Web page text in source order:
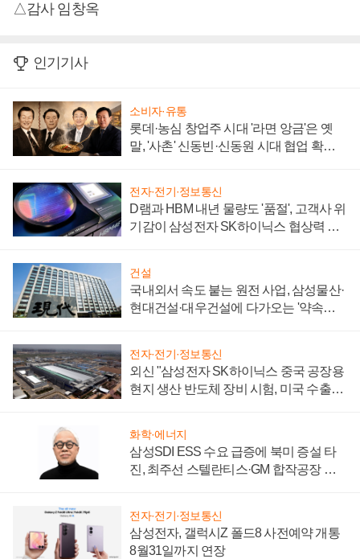
△감사 임창옥
인기기사
소비자·유통
롯데·농심 창업주 시대 '라면 앙금'은 옛
말, '사촌' 신동빈·신동원 시대 협업 확대
전자·전기·정보통신
D램과 HBM 내년 물량도 '품절', 고객사 위
기감이 삼성전자 SK하이닉스 협상력 더
건설
국내외서 속도 붙는 원전 사업, 삼성물산·
현대건설·대우건설에 다가오는 '약속의
전자·전기·정보통신
외신 "삼성전자 SK하이닉스 중국 공장용
현지 생산 반도체 장비 시험, 미국 수출통
화학·에너지
삼성SDI ESS 수요 급증에 북미 증설 타
진, 최주선 스텔란티스·GM 합작공장 건
전자·전기·정보통신
삼성전자, 갤럭시Z 폴드8 사전예약 개통
8월31일까지 연장